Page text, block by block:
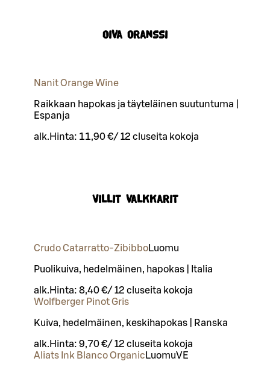
Oiva oranssi
Nanit Orange Wine
Raikkaan hapokas ja täyteläinen suutuntuma |
Espanja
alk. Hinta: 11,90 €/ 12 cl useita kokoja
Villit valkkarit
Crudo Catarratto-ZibibboLuomu
Puolikuiva, hedelmäinen, hapokas | Italia
alk. Hinta: 8,40 €/ 12 cl useita kokoja
Wolfberger Pinot Gris
Kuiva, hedelmäinen, keskihapokas | Ranska
alk. Hinta: 9,70 €/ 12 cl useita kokoja
Aliats Ink Blanco Organic LuomuVE